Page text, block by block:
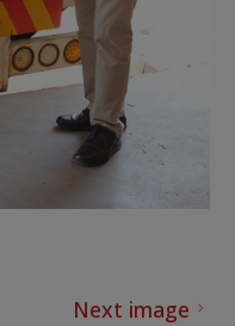
Next image